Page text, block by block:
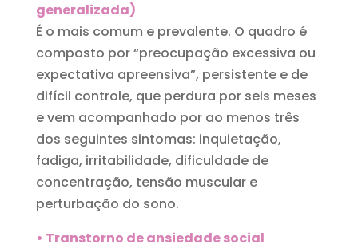
generalizada)
É o mais comum e prevalente. O quadro é
composto por “preocupação excessiva ou
expectativa apreensiva”, persistente e de
difícil controle, que perdura por seis meses
e vem acompanhado por ao menos três
dos seguintes sintomas: inquietação,
fadiga, irritabilidade, dificuldade de
concentração, tensão muscular e
perturbação do sono.
• Transtorno de ansiedade social